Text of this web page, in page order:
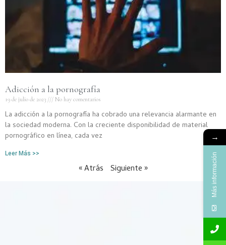
Adicción a la pornografía
19 de julio de 2023 No hay comentarios
La adicción a la pornografía ha cobrado una relevancia alarmante en
la sociedad moderna. Con la creciente disponibilidad de material
pornográfico en línea, cada vez
Leer Más >>
« Atrás Siguiente »
→
Más información